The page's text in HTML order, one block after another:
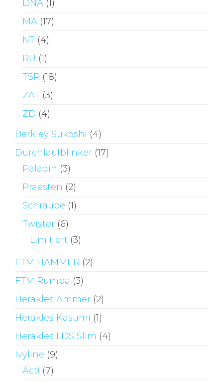
DNA (1)
MA (17)
NT (4)
RU (1)
TSR (18)
ZAT (3)
ZD (4)
Berkley Sukoshi (4)
Durchlaufblinker (17)
Paladin (3)
Praesten (2)
Schraube (1)
Twister (6)
Limitiert (3)
FTM HAMMER (2)
FTM Rumba (3)
Herakles Ammer (2)
Herakles Kasumi (1)
Herakles LDS Slim (4)
Ivyline (9)
Acti (7)